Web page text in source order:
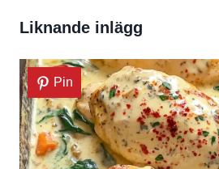
Liknande inlägg
Pin